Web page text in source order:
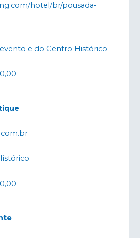
hotel/br/pousada-
e do Centro Histórico